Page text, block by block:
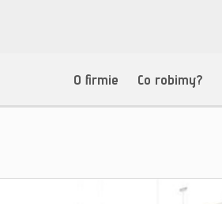
O firmie Co robimy?